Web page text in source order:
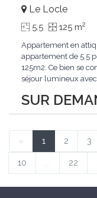
SUR
Le Locle
5.5 125 m2
Appartement en
appartement de 5.5
125m2. Ce bien se
séjour lumineux
« 1 2 3
10 ... 22